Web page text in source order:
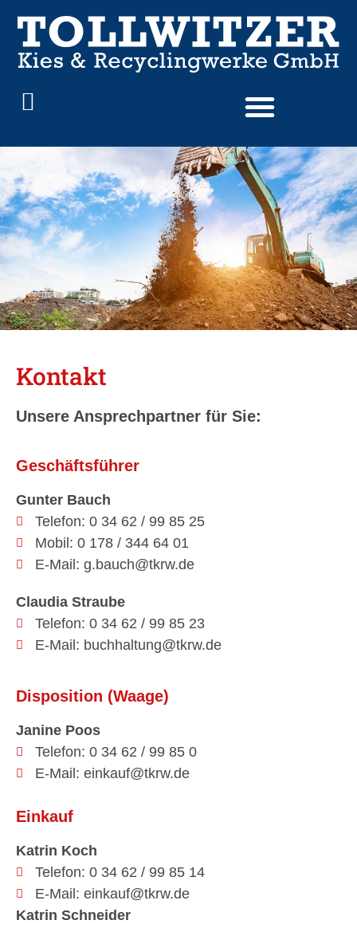
Kontakt
Unsere Ansprechpartner für Sie:
Geschäftsführer
Gunter Bauch
Telefon: 0 34 62 / 99 85 25
Mobil: 0 178 / 344 64 01
E-Mail: g.bauch@tkrw.de
Claudia Straube
Telefon: 0 34 62 / 99 85 23
E-Mail: buchhaltung@tkrw.de
Disposition (Waage)
Janine Poos
Telefon: 0 34 62 / 99 85 0
E-Mail: einkauf@tkrw.de
Einkauf
Katrin Koch
Telefon: 0 34 62 / 99 85 14
E-Mail: einkauf@tkrw.de
Katrin Schneider